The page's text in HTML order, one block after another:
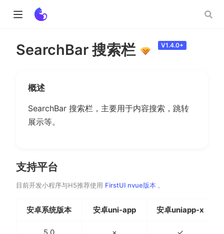
SearchBar 搜索栏 V1.4.0+
概述
SearchBar 搜索栏，主要用于内容搜索，跳转
展示等。
支持平台
目前开发小程序与H5推荐使用 FirstUI nvue版本 。
安卓系统版本 安卓uni-app 安卓uniapp-x
5.0 × ✓